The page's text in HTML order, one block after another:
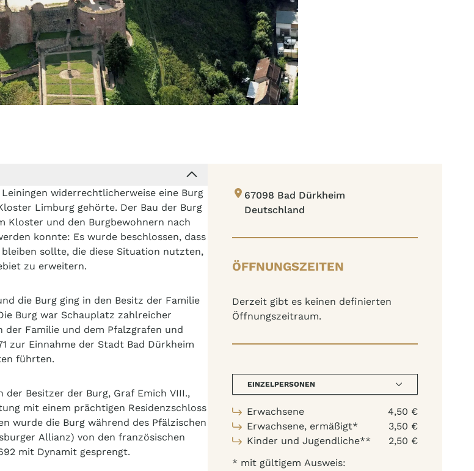
widerrechtlicherweise eine Burg
Limburg gehörte. Der Bau der Burg
Kloster und den Burgbewohnern nach
konnte: Es wurde beschlossen, dass
sollte, die diese Situation nutzten,
zu erweitern.
die Burg ging in den Besitz der Familie
Burg war Schauplatz zahlreicher
Familie und dem Pfalzgrafen und
zur Einnahme der Stadt Bad Dürkheim
führten.
Besitzer der Burg, Graf Emich VIII.,
mit einem prächtigen Residenzschloss
wurde die Burg während des Pfälzischen
Allianz) von den französischen
mit Dynamit gesprengt.
67098 Bad Dürkheim
Deutschland
ÖFFNUNGSZEITEN
Derzeit gibt es keinen definierten
Öffnungszeitraum.
EINZELPERSONEN
Erwachsene
4,50 €
Erwachsene, ermäßigt*
3,50 €
Kinder und Jugendliche**
2,50 €
* mit gültigem Ausweis: